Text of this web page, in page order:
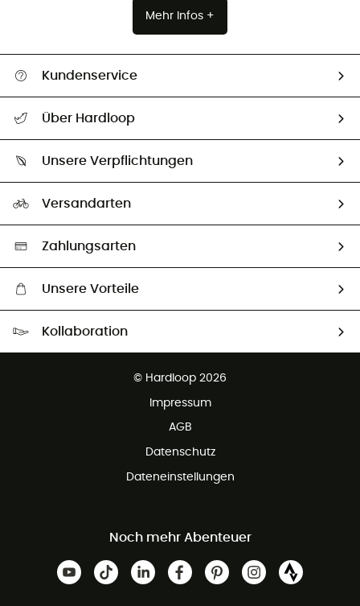
Mehr Infos +
Kundenservice
Größentabelle
Vertrag widerrufen
Über Hardloop
Unsere Botschafter
Unsere Verpflichtungen
Auswahl an nachhaltigen Produkten
Versandarten
Zahlungsarten
Unsere Vorteile
Kollaboration
© Hardloop 2026
Impressum
AGB
Datenschutz
Dateneinstellungen
Noch mehr Abenteuer